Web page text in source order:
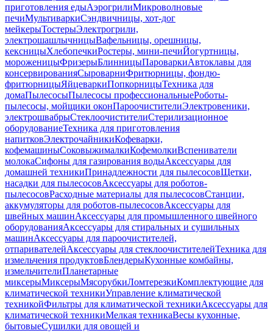
приготовления едыАэрогрилиМикроволновые
печиМультиваркиСэндвичницы, хот-дог
мейкерыТостерыЭлектрогрили,
электрошашлычницыВафельницы, орешницы,
кексницыХлебопечкиРостеры, мини-печиЙогуртницы,
мороженицыФризерыБлинницыПароваркиАвтоклавы для
консервированияСыроварниФритюрницы, фондю-
фритюрницыЯйцеваркиПопкорницыТехника для
домаПылесосыПылесосы профессиональныеРоботы-
пылесосы, мойщики оконПароочистителиЭлектровеники,
электрошвабрыСтеклоочистителиСтерилизационное
оборудованиеТехника для приготовления
напитковЭлектрочайникиКофеварки,
кофемашиныСоковыжималкиКофемолкиВспениватели
молокаСифоны для газирования водыАксессуары для
домашней техникиПринадлежности для пылесосовЩетки,
насадки для пылесосовАксессуары для роботов-
пылесосовРасходные материалы для пылесосовСтанции,
аккумуляторы для роботов-пылесосовАксессуары для
швейных машинАксессуары для промышленного швейного
оборудованияАксессуары для стиральных и сушильных
машинАксессуары для пароочистителей,
отпаривателейАксессуары для стеклоочистителейТехника для
измельчения продуктовБлендерыКухонные комбайны,
измельчителиПланетарные
миксерыМиксерыМясорубкиЛомтерезкиКомплектующие для
климатической техникиУправление климатической
техникойФильтры для климатической техникиАксессуары для
климатической техникиМелкая техникаВесы кухонные,
бытовыеСушилки для овощей и